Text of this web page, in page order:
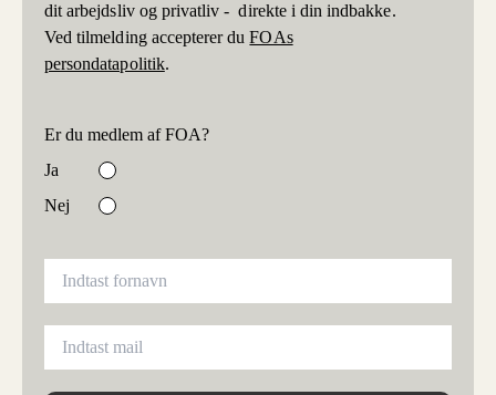
dit arbejdsliv og privatliv - direkte i din indbakke.
Ved tilmelding accepterer duFOAs
persondatapolitik.
Er du medlem af FOA?
Ja
Nej